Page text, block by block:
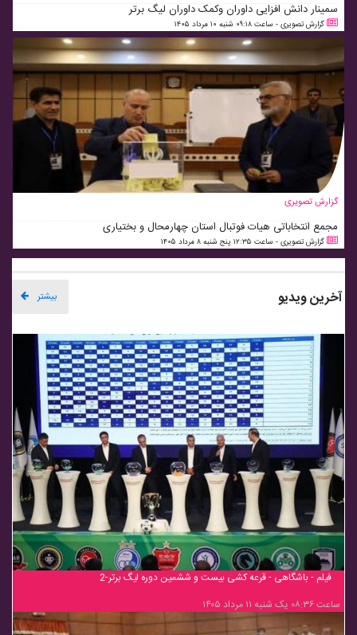
سمینار دانش افزایی داوران و‌کمک داوران لیگ برتر
گزارش تصویری - ساعت ۰۹:۱۸ شنبه ۱۰ مرداد ۱۴۰۵
گزارش تصویری
مجمع انتخاباتی هیات فوتبال استان چهارمحال و بختیاری
گزارش تصویری - ساعت ۱۲:۳۵ پنج شنبه ۸ مرداد ۱۴۰۵
آخرین ویدیو بیشتر
فیلم - باشگاهی - قرعه کشی بیست و ششمین دوره لیگ برتر-2
ساعت ۰۸:۳۶ یک شنبه ۱۱ مرداد ۱۴۰۵